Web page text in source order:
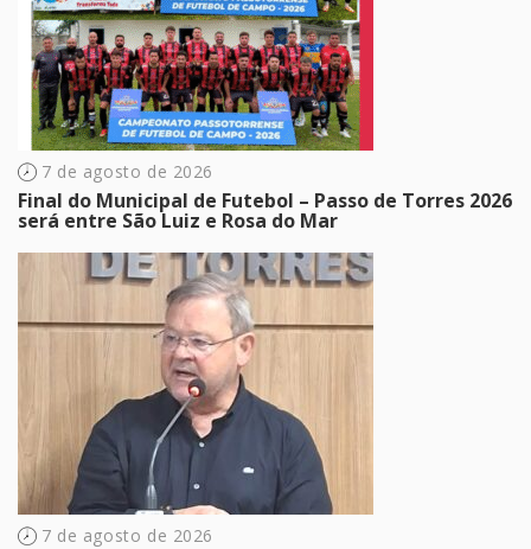
7 de agosto de 2026
Final do Municipal de Futebol – Passo de Torres 2026
será entre São Luiz e Rosa do Mar
7 de agosto de 2026